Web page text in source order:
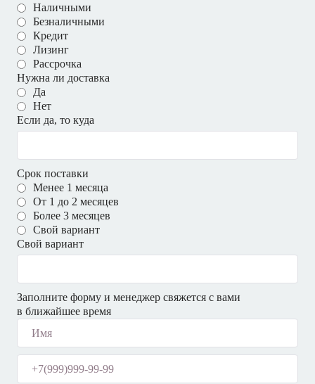
Наличными
Безналичными
Кредит
Лизинг
Рассрочка
Нужна ли доставка
Да
Нет
Если да, то куда
Срок поставки
Менее 1 месяца
От 1 до 2 месяцев
Более 3 месяцев
Свой вариант
Свой вариант
Заполните форму и менеджер свяжется с вами
в ближайшее время